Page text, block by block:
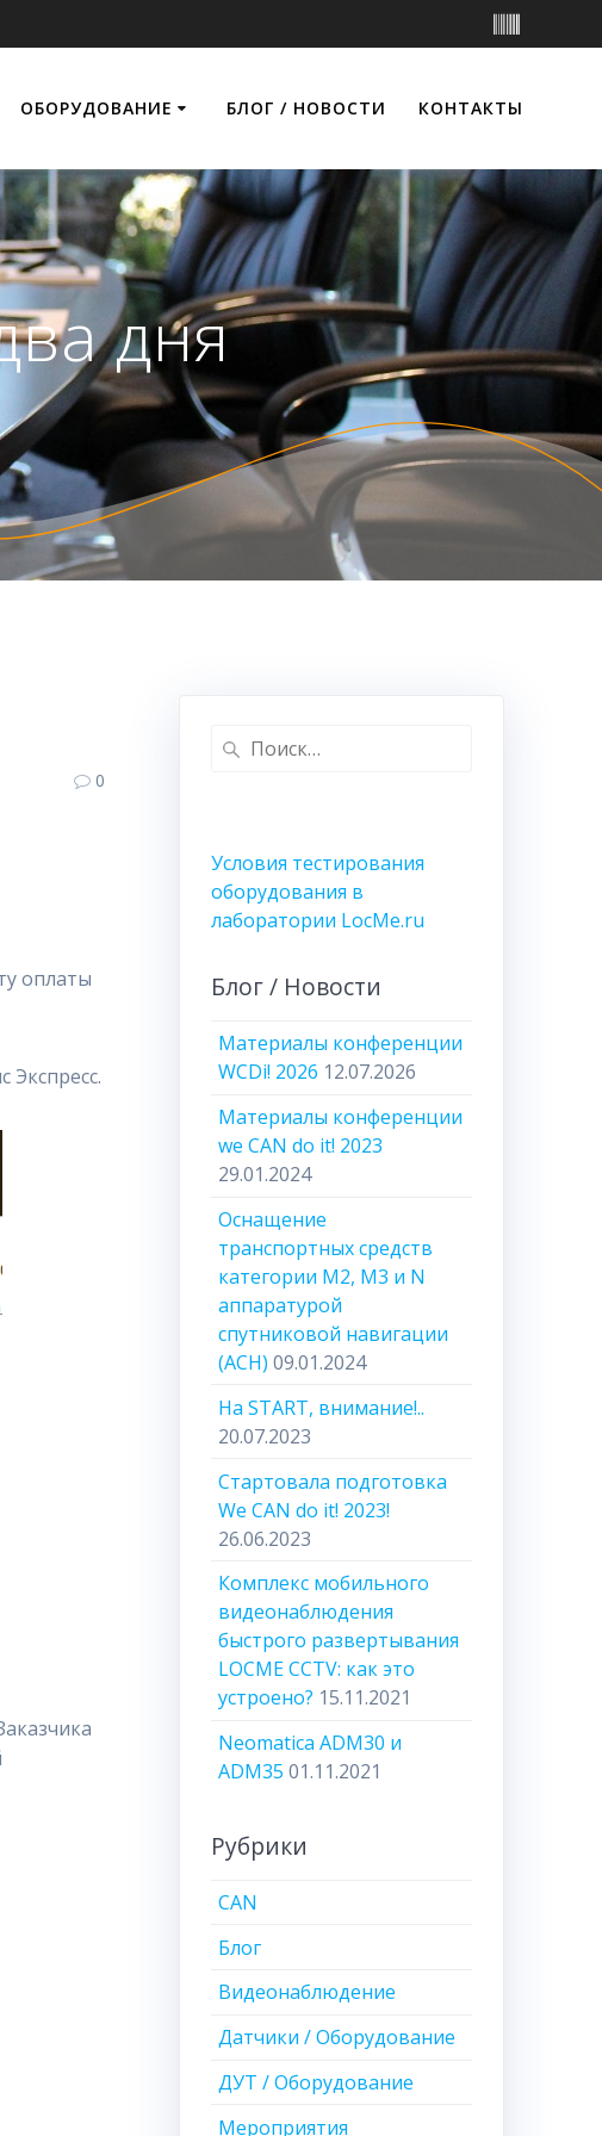
ОБОРУДОВАНИЕ БЛОГ / НОВОСТИ КОНТАКТЫ
дня
0
оплаты
Экспресс.
Найти:
Условия тестирования
оборудования в
лаборатории LocMe.ru
Блог / Новости
Материалы конференции
WCDi! 2026 12.07.2026
Материалы конференции
we CAN do it! 2023
29.01.2024
Оснащение
транспортных средств
категории М2, М3 и N
аппаратурой
спутниковой навигации
(АСН) 09.01.2024
На START, внимание!..
20.07.2023
Стартовала подготовка
We CAN do it! 2023!
26.06.2023
Комплекс мобильного
видеонаблюдения
быстрого развертывания
LOCME CCTV: как это
устроено? 15.11.2021
Neomatica ADM30 и
ADM35 01.11.2021
Рубрики
CAN
Блог
Видеонаблюдение
Датчики / Оборудование
ДУТ / Оборудование
Мероприятия